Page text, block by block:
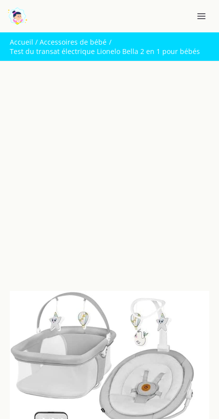
contenu
Accueil
Accessoires de bébé
Test du transat électrique Lionelo Bella 2 en 1 pour bébés
e
c
h
e